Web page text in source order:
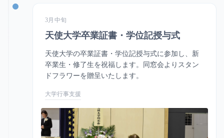
3月中旬
天使大学卒業証書・学位記授与式
天使大学の卒業証書・学位記授与式に参加し、新
卒業生・修了生を祝福します。同窓会よりスタン
ドフラワーを贈呈いたします。
大学行事支援